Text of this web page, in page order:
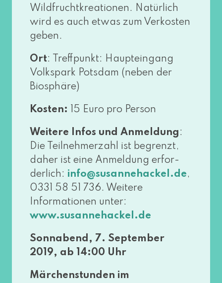
Wildfruchtkreationen. Natürlich
wird es auch etwas zum Verkosten
geben.
Ort: Treffpunkt: Haupteingang
Volkspark Potsdam (neben der
Biosphäre)
Kosten: 15 Euro pro Person
Weitere Infos und Anmeldung :
Die Teilnehmerzahl ist begrenzt,
daher ist eine Anmeldung erfor­
der­lich: info@​susannehackel.​de,
0331 58 51 736. Weitere
Informationen unter:
www​.susan​ne​ha​ckel​.de
Sonnabend, 7. September
2019, ab 14:00 Uhr
Märchenstunden im